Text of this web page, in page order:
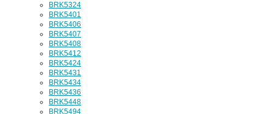
BRK5324
BRK5401
BRK5406
BRK5407
BRK5408
BRK5412
BRK5424
BRK5431
BRK5434
BRK5436
BRK5448
BRK5494